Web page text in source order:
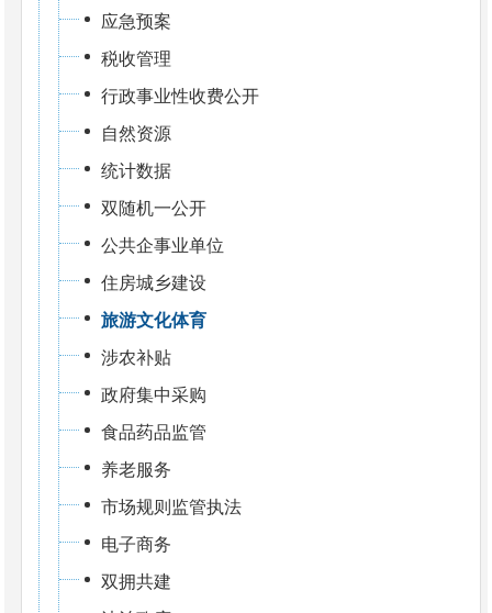
应急预案
税收管理
行政事业性收费公开
自然资源
统计数据
双随机一公开
公共企事业单位
住房城乡建设
旅游文化体育
涉农补贴
政府集中采购
食品药品监管
养老服务
市场规则监管执法
电子商务
双拥共建